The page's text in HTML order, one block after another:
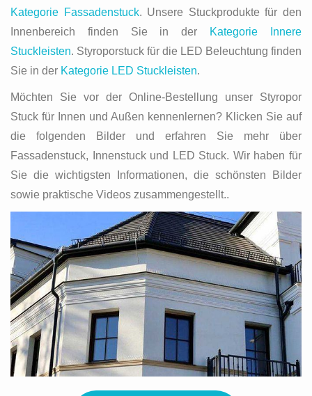
Kategorie Fassadenstuck. Unsere Stuckprodukte für den
Innenbereich finden Sie in der
Kategorie Innere
Stuckleisten. Styroporstuck für die LED Beleuchtung finden
Sie in der Kategorie LED Stuckleisten.
Möchten Sie vor der Online-Bestellung unser Styropor
Stuck für Innen und Außen kennenlernen? Klicken Sie auf
die folgenden Bilder und erfahren Sie mehr über
Fassadenstuck, Innenstuck und LED Stuck. Wir haben für
Sie die wichtigsten Informationen, die schönsten Bilder
sowie praktische Videos zusammengestellt..